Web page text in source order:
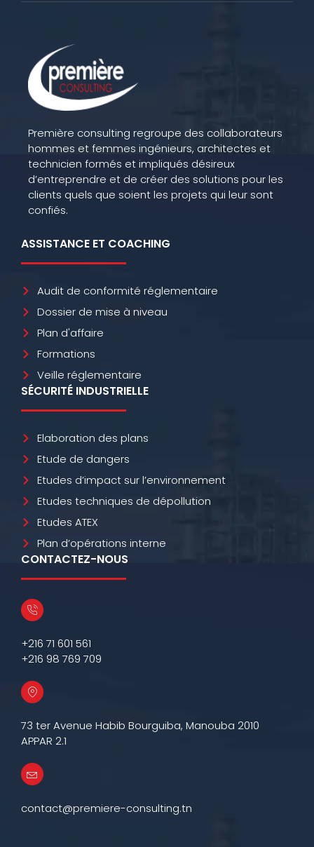
Première consulting regroupe des collaborateurs
hommes et femmes ingénieurs, architectes et
technicien formés et impliqués désireux
d’entreprendre et de créer des solutions pour les
clients quels que soient les projets qui leur sont
confiés.
ASSISTANCE ET COACHING
Audit de conformité réglementaire
Dossier de mise à niveau
Plan d'affaire
Formations
Veille réglementaire
SÉCURITÉ INDUSTRIELLE
Elaboration des plans
Etude de dangers
Etudes d’impact sur l’environnement
Etudes techniques de dépollution
Etudes ATEX
Plan d’opérations interne
CONTACTEZ-NOUS
+216 71 601 561
+216 98 769 709
73 ter Avenue Habib Bourguiba, Manouba 2010
APPAR 2.1
contact@premiere-consulting.tn